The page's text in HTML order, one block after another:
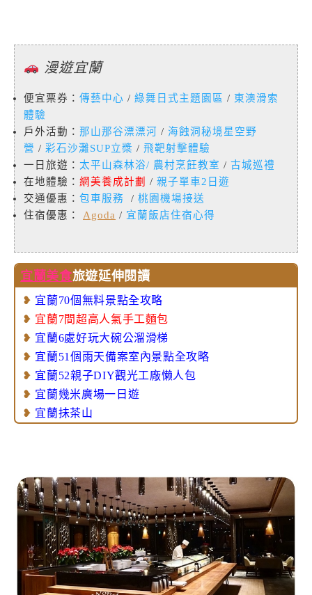
漫遊宜蘭
便宜票券： 傳藝中心 / 綠舞日式主題園區 / 東澳滑索
體驗
戶外活動： 那山那谷漂漂河 / 海蝕洞秘境星空野
營 / 彩石沙灘SUP立槳 / 飛靶射擊體驗
一日旅遊： 太平山森林浴/ 農村烹飪教室 / 古城巡禮
在地體驗： 網美養成計劃 / 親子單車2日遊
交通優惠： 包車服務 / 桃園機場接送
住宿優惠： Agoda / 宜蘭飯店住宿心得
宜蘭美食旅遊延伸閱讀
❥ 宜蘭70個無料景點全攻略
❥ 宜蘭7間超高人氣手工麵包
❥ 宜蘭6處好玩大碗公溜滑梯
❥ 宜蘭51個雨天備案室內景點全攻略
❥ 宜蘭52親子DIY觀光工廠懒人包
❥ 宜蘭幾米廣場一日遊
❥ 宜蘭抺茶山